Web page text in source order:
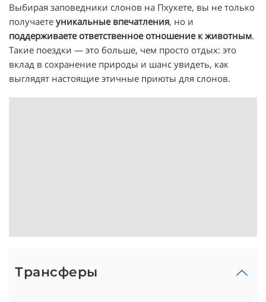
Выбирая заповедники слонов на Пхукете, вы не только
получаете уникальные впечатления, но и
поддерживаете ответственное отношение к животным.
Такие поездки — это больше, чем просто отдых: это
вклад в сохранение природы и шанс увидеть, как
выглядят настоящие этичные приюты для слонов.
Трансферы